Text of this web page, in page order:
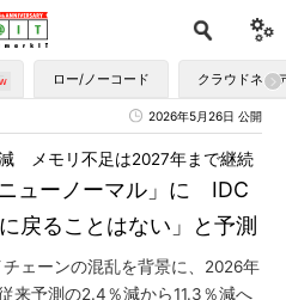
ロー/ノーコード クラウドネイ
2026年5月26日 公開
ューノーマル」に IDC
戻ることはない」と予測
メモリ不足は2027年まで継続
ェーンの混乱を背景に、2026年
来予測の2.4％減から11.3％減へ